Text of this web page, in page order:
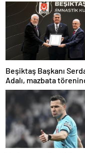
Beşiktaş Başkanı
Adalı, mazbata
konuştu: Gün istikrar